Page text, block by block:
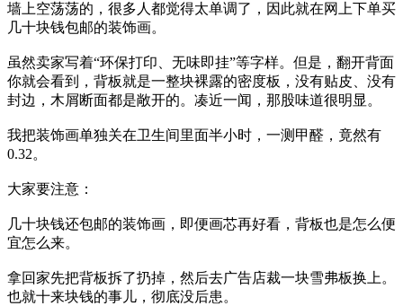
墙上空荡荡的，很多人都觉得太单调了，因此就在网上下单买
几十块钱包邮的装饰画。
虽然卖家写着“环保打印、无味即挂”等字样。但是，翻开背面
你就会看到，背板就是一整块裸露的密度板，没有贴皮、没有
封边，木屑断面都是敞开的。凑近一闻，那股味道很明显。
我把装饰画单独关在卫生间里面半小时，一测甲醛，竟然有
0.32。
大家要注意：
几十块钱还包邮的装饰画，即便画芯再好看，背板也是怎么便
宜怎么来。
拿回家先把背板拆了扔掉，然后去广告店裁一块雪弗板换上。
也就十来块钱的事儿，彻底没后患。